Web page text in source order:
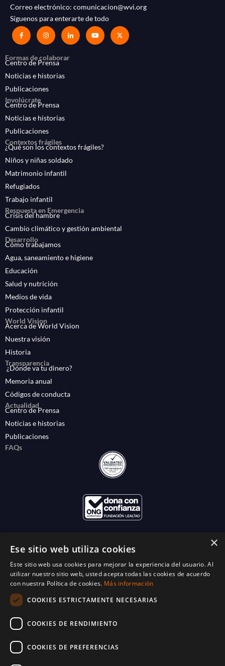
Correo electrónico: comunicacion@wvi.org
Síguenos para enterarte de todo
Formas de colaborar
Centro de Prensa
Noticias e historias
Publicaciones
Involúcrate
Centro de Prensa
Noticias e historias
Publicaciones
Contextos frágiles
¿Qué son los contextos frágiles?
Niños y niñas soldado
Matrimonio infantil
Refugiados
Trabajo infantil
Respuesta en Emergencia
Crisis del hambre
Cambio climático y gestión ambiental
Desarrollo
Cómo trabajamos
Agua, saneamiento e higiene
Educación
Salud y nutrición
Medios de vida
Protección infantil
World Vision
Acerca de World Vision
Nuestra visión
Historia
Transparencia
¿Dónde va tu dinero?
Memoria anual
Códigos de conducta
Actualidad
Centro de Prensa
Noticias e historias
Publicaciones
FAQs
×
Ese sitio web utiliza cookies
Este sitio web usa cookies para mejorar la experiencia del usuario. Al
utilizar nuestro sitio web, usted acepta todas las cookies de acuerdo
con nuestra Política de cookies. Más información
COOKIES ESTRICTAMENTE NECESARIAS
COOKIES DE RENDIMIENTO
COOKIES DE PREFERENCIAS